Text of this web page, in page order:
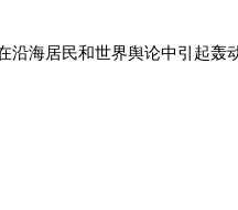
海居民和世界舆论中引起轰